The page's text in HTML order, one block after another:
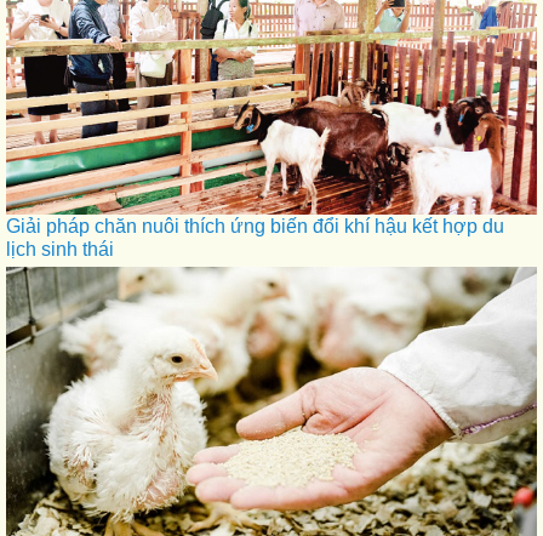
Giải pháp chăn nuôi thích ứng biến đổi khí hậu kết hợp du
lịch sinh thái